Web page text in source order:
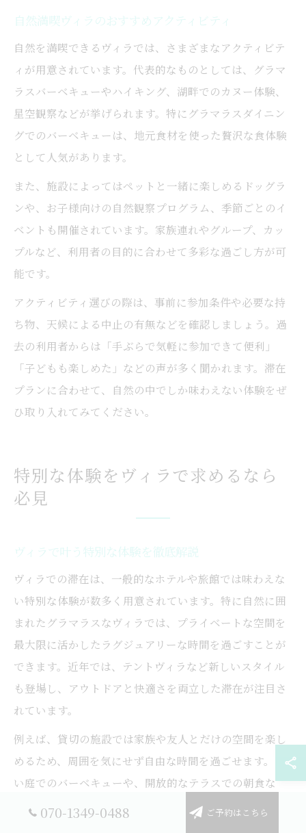
自然満喫ヴィラのおすすめアクティビティ
自然を満喫できるヴィラでは、さまざまなアクティビテ
ィが用意されています。代表的なものとしては、グラマ
ラスバーベキューやハイキング、湖畔でのカヌー体験、
星空観察などが挙げられます。特にグラマラスダイニン
グでのバーベキューは、地元食材を使った贅沢な食体験
として人気があります。
また、施設によってはペットと一緒に楽しめるドッグラ
ンや、お子様向けの自然観察プログラム、季節ごとのイ
ベントも開催されています。家族連れやグループ、カッ
プルなど、利用者の目的に合わせて多彩な過ごし方が可
能です。
アクティビティ選びの際は、事前に参加条件や必要な持
ち物、天候による中止の有無などを確認しましょう。過
去の利用者からは「手ぶらで気軽に参加できて便利」
「子どもも楽しめた」などの声が多く聞かれます。滞在
プランに合わせて、自然の中でしか味わえない体験をぜ
ひ取り入れてみてください。
特別な体験をヴィラで求めるなら
必見
ヴィラで叶う特別な体験を徹底解説
ヴィラでの滞在は、一般的なホテルや旅館では味わえな
い特別な体験が数多く用意されています。特に自然に囲
まれたグラマラスなヴィラでは、プライベートな空間を
最大限に活かしたラグジュアリーな時間を過ごすことが
できます。近年では、テントヴィラなど新しいスタイル
も登場し、アウトドアと快適さを両立した滞在が注目さ
れています。
例えば、貸切の施設では家族や友人とだけの空間を楽し
めるため、周囲を気にせず自由な時間を過ごせます。広
い庭でのバーベキューや、開放的なテラスでの朝食な
ど、日常を離れた非日常感が魅力です。また、グラマラ
070-1349-0488 ご予約はこちら